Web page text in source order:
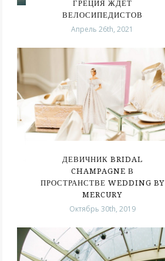
ГРЕЦИЯ ЖДЕТ
ВЕЛОСИПЕДИСТОВ
Апрель 26th, 2021
ДЕВИЧНИК BRIDAL
CHAMPAGNE В
ПРОСТРАНСТВЕ WEDDING BY
MERCURY
Октябрь 30th, 2019